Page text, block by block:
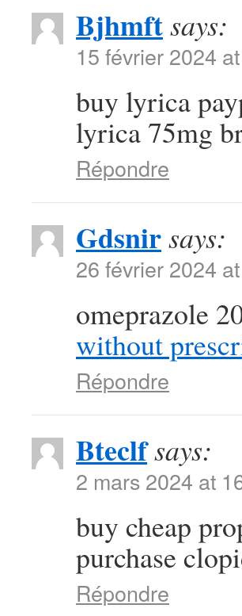
Bjhmftsays:
15 février 2024
buy lyrica
lyrica 75mg
Répondre
Gdsnirsays:
26 février 2024
omeprazole
without
Répondre
Bteclfsays:
2 mars 2024 at
buy cheap
purchase
Répondre